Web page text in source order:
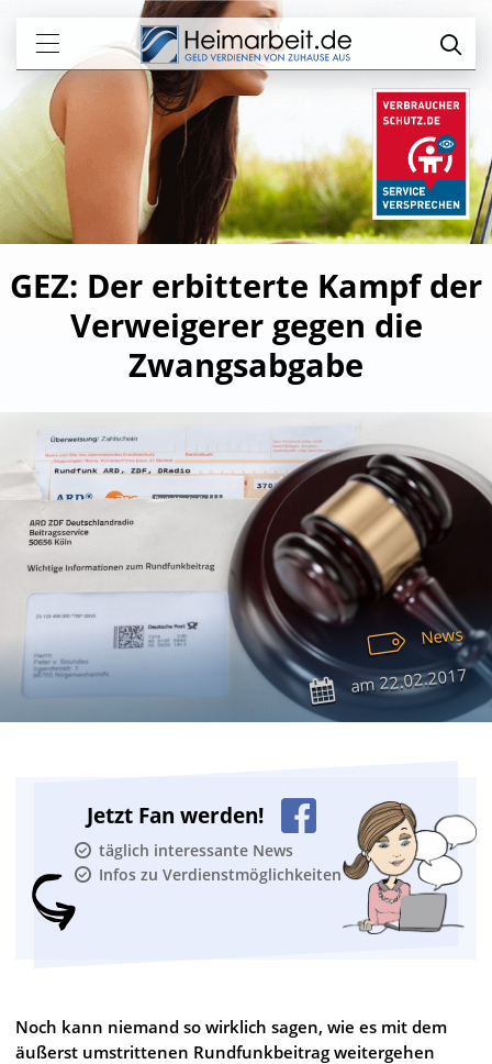
GEZ: Der erbitterte Kampf der
Verweigerer gegen die
Zwangsabgabe
News
am22.02.2017
Jetzt Fan werden!
täglich interessante News
Infos zu Verdienstmöglichkeiten
Noch kann niemand so wirklich sagen, wie es mit dem
äußerst umstrittenen Rundfunkbeitrag weitergehen